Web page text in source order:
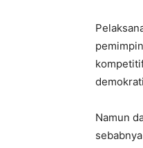
Namun